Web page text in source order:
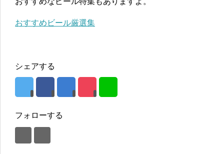
おすすめビール厳選集
シェアする
フォローする